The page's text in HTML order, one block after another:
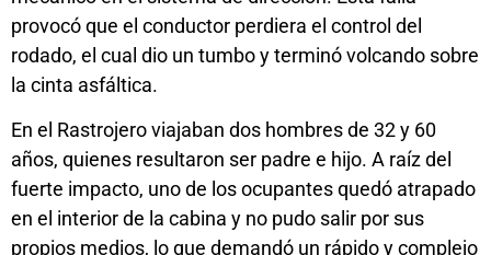
provocó que el conductor perdiera el control del
rodado, el cual dio un tumbo y terminó volcando sobre
la cinta asfáltica.
En el Rastrojero viajaban dos hombres de 32 y 60
años, quienes resultaron ser padre e hijo. A raíz del
fuerte impacto, uno de los ocupantes quedó atrapado
en el interior de la cabina y no pudo salir por sus
propios medios, lo que demandó un rápido y complejo